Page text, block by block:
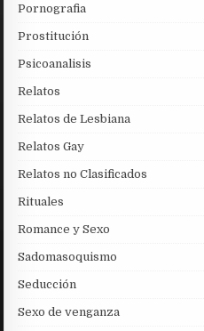
Pornografia
Prostitución
Psicoanalisis
Relatos
Relatos de Lesbiana
Relatos Gay
Relatos no Clasificados
Rituales
Romance y Sexo
Sadomasoquismo
Seducción
Sexo de venganza